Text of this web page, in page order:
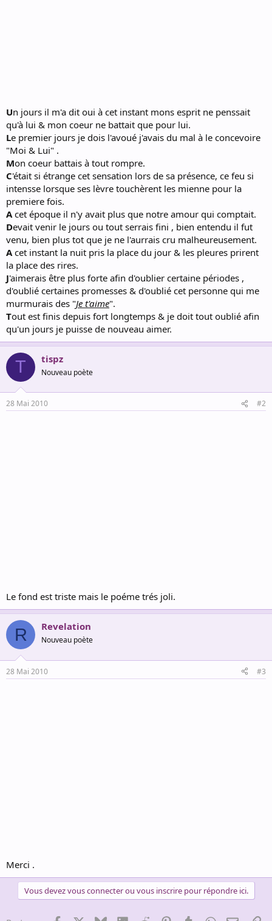
Un jours il m'a dit oui à cet instant mons esprit ne penssait
qu'à lui & mon coeur ne battait que pour lui.
Le premier jours je dois l'avoué j'avais du mal à le concevoire
"Moi & Lui" .
Mon coeur battais à tout rompre.
C'était si étrange cet sensation lors de sa présence, ce feu si
intensse lorsque ses lèvre touchèrent les mienne pour la
premiere fois.
A cet époque il n'y avait plus que notre amour qui comptait.
Devait venir le jours ou tout serrais fini , bien entendu il fut
venu, bien plus tot que je ne l'aurrais cru malheureusement.
A cet instant la nuit pris la place du jour & les pleures prirent
la place des rires.
J'aimerais être plus forte afin d'oublier certaine périodes ,
d'oublié certaines promesses & d'oublié cet personne qui me
murmurais des "Je t'aime".
Tout est finis depuis fort longtemps & je doit tout oublié afin
qu'un jours je puisse de nouveau aimer.
T tispz
Nouveau poète
28 Mai 2010 #2
Le fond est triste mais le poéme trés joli.
R Revelation
Nouveau poète
28 Mai 2010 #3
Merci .
Vous devez vous connecter ou vous inscrire pour répondre ici.